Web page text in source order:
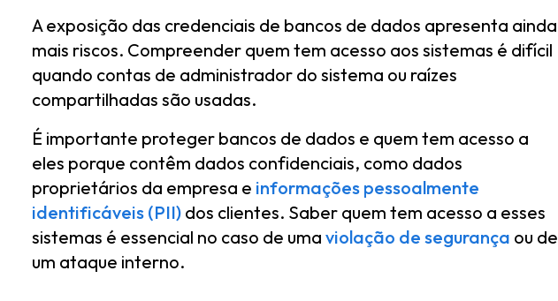
A exposição das credenciais de bancos de dados apresenta ainda
mais riscos. Compreender quem tem acesso aos sistemas é difícil
quando contas de administrador do sistema ou raízes
compartilhadas são usadas.
É importante proteger bancos de dados e quem tem acesso a
eles porque contêm dados confidenciais, como dados
proprietários da empresa e informações pessoalmente
identificáveis (PII) dos clientes. Saber quem tem acesso a esses
sistemas é essencial no caso de uma violação de segurança ou de
um ataque interno.